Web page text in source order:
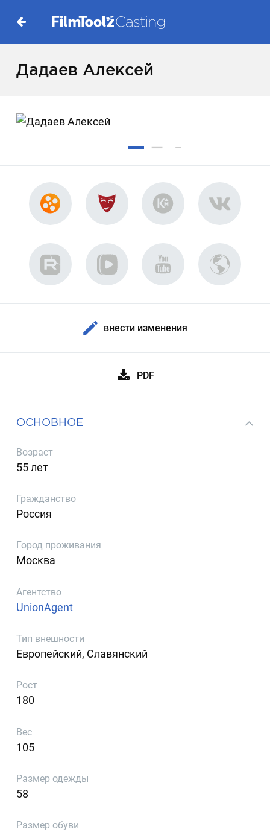
Дадаев Алексей
внести изменения
PDF
ОСНОВНОЕ
Возраст
55 лет
Гражданство
Россия
Город проживания
Москва
Агентство
UnionAgent
Тип внешности
Европейский, Славянский
Рост
180
Вес
105
Размер одежды
58
Размер обуви